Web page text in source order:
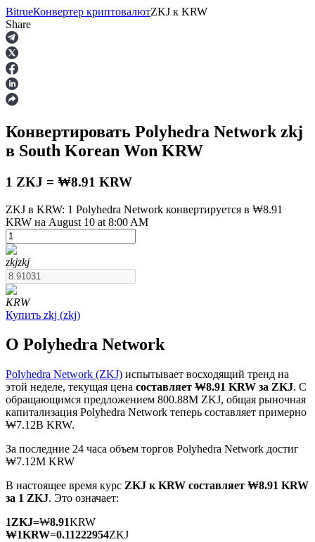
Фьючерсы
USDT-фьючерсы
Фьючерсы на COIN-M
Криптовалютные фьючерсы
Деривативы на акции, форекс, драгоценные металлы и
сырьевые товары
BitrueКонвертер криптовалютZKJ к KRW
Share
Конвертировать Polyhedra Network zkj
в South Korean Won KRW
1 ZKJ = ₩8.91 KRW
ZKJ в KRW: 1 Polyhedra Network конвертируется в ₩8.91
KRW на August 10 at 8:00 AM
zkjzkj
KRW
Купить zkj (zkj)
О Polyhedra Network
Polyhedra Network (ZKJ) испытывает восходящий тренд на
этой неделе, текущая цена составляет ₩8.91 KRW за ZKJ. С
обращающимся предложением 800.88M ZKJ, общая рыночная
капитализация Polyhedra Network теперь составляет примерно
₩7.12B KRW.
За последние 24 часа объем торгов Polyhedra Network достиг
₩7.12M KRW
В настоящее время курс ZKJ к KRW составляет ₩8.91 KRW
за 1 ZKJ. Это означает:
1ZKJ=₩8.91KRW
₩1KRW=0.11222954ZKJ